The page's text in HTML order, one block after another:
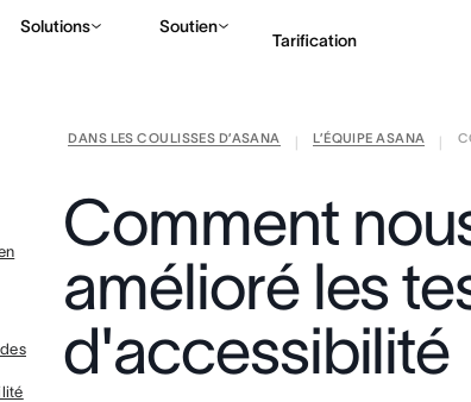
Solutions Soutien
Tarification
DANS LES COULISSES D’ASANA L’ÉQUIPE ASANA
Comment
amélioré les
d'accessibilité